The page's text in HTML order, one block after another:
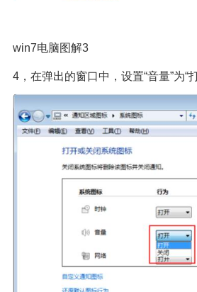
win7电脑图解3
4，在弹出的窗口中，设置“音量”为“